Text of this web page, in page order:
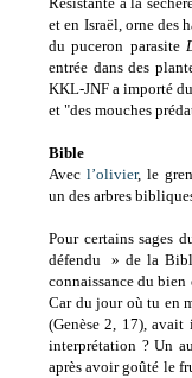
et en Israël, orne des
du puceron parasite
entrée dans des
KKL-JNF a importé
et "des mouches
Bible
Avec l’olivier, le
un des arbres
Pour certains sages
défendu » de la
connaissance du bien
Car du jour où tu en
(Genèse 2, 17),
interprétation ? Un
après avoir goûté le